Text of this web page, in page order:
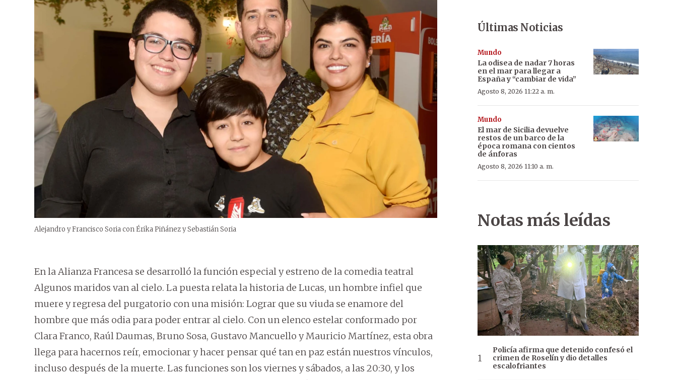
Alejandro y Francisco Soria con Érika Piñánez y Sebastián Soria
En la Alianza Francesa se desarrolló la función especial y estreno de la comedia teatral
Algunos maridos van al cielo. La puesta relata la historia de Lucas, un hombre infiel que
muere y regresa del purgatorio con una misión: Lograr que su viuda se enamore del
hombre que más odia para poder entrar al cielo. Con un elenco estelar conformado por
Clara Franco, Raúl Daumas, Bruno Sosa, Gustavo Mancuello y Mauricio Martínez, esta obra
llega para hacernos reír, emocionar y hacer pensar qué tan en paz están nuestros vínculos,
incluso después de la muerte. Las funciones son los viernes y sábados, a las 20:30, y los
Últimas Noticias
Mundo
La odisea de nadar 7 horas
en el mar para llegar a
España y “cambiar de vida”
Agosto 8, 2026 11:22 a. m.
Mundo
El mar de Sicilia devuelve
restos de un barco de la
época romana con cientos
de ánforas
Agosto 8, 2026 11:10 a. m.
Notas más leídas
Policía afirma que detenido confesó el
crimen de Roselín y dio detalles
escalofriantes